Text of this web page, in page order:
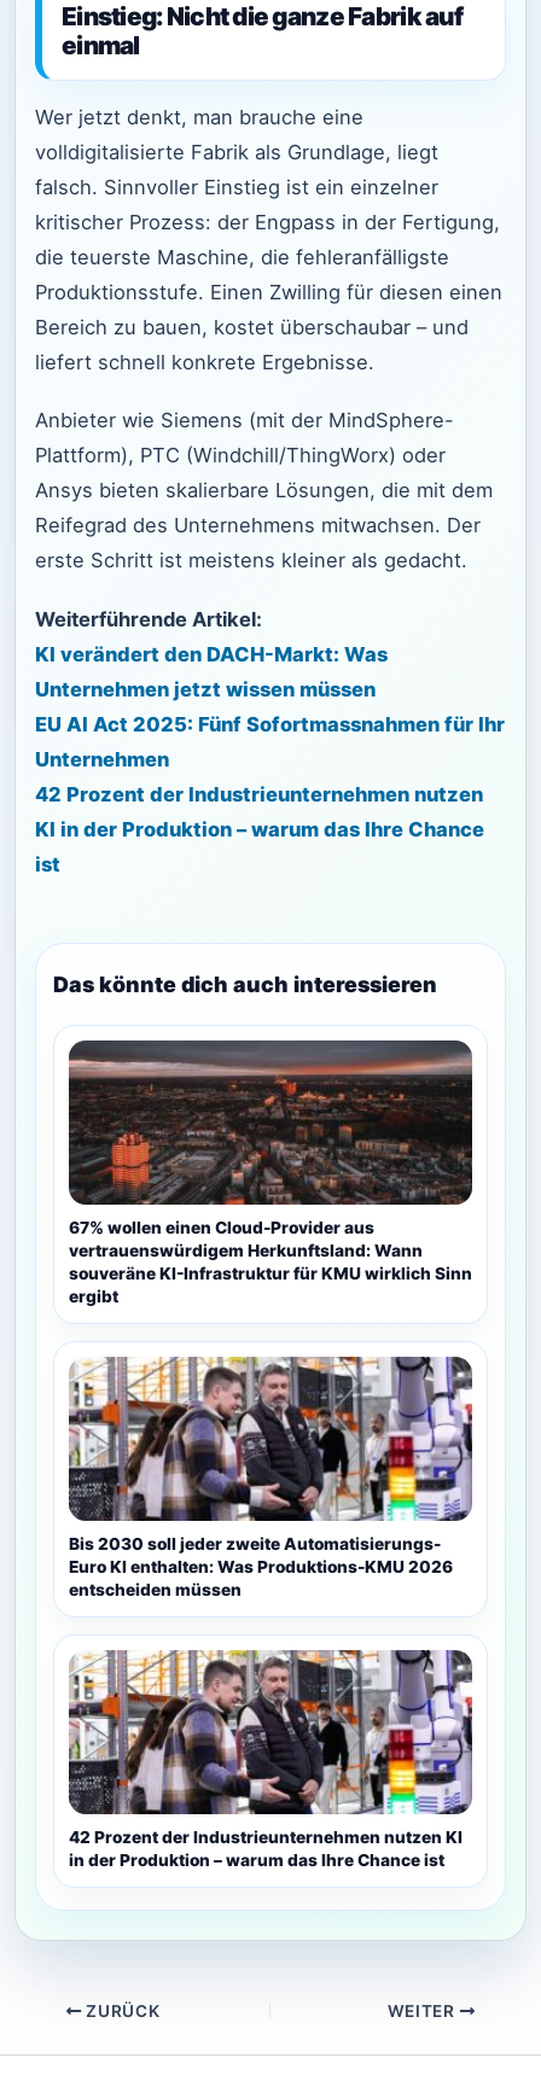
Einstieg: Nicht die ganze Fabrik auf
einmal
Wer jetzt denkt, man brauche eine
volldigitalisierte Fabrik als Grundlage, liegt
falsch. Sinnvoller Einstieg ist ein einzelner
kritischer Prozess: der Engpass in der Fertigung,
die teuerste Maschine, die fehleranfälligste
Produktionsstufe. Einen Zwilling für diesen einen
Bereich zu bauen, kostet überschaubar – und
liefert schnell konkrete Ergebnisse.
Anbieter wie Siemens (mit der MindSphere-
Plattform), PTC (Windchill/ThingWorx) oder
Ansys bieten skalierbare Lösungen, die mit dem
Reifegrad des Unternehmens mitwachsen. Der
erste Schritt ist meistens kleiner als gedacht.
Weiterführende Artikel:
KI verändert den DACH-Markt: Was
Unternehmen jetzt wissen müssen
EU AI Act 2025: Fünf Sofortmassnahmen für Ihr
Unternehmen
42 Prozent der Industrieunternehmen nutzen
KI in der Produktion – warum das Ihre Chance
ist
Das könnte dich auch interessieren
67% wollen einen Cloud-Provider aus
vertrauenswürdigem Herkunftsland: Wann
souveräne KI-Infrastruktur für KMU wirklich Sinn
ergibt
Bis 2030 soll jeder zweite Automatisierungs-
Euro KI enthalten: Was Produktions-KMU 2026
entscheiden müssen
42 Prozent der Industrieunternehmen nutzen KI
in der Produktion – warum das Ihre Chance ist
ZURÜCK WEITER